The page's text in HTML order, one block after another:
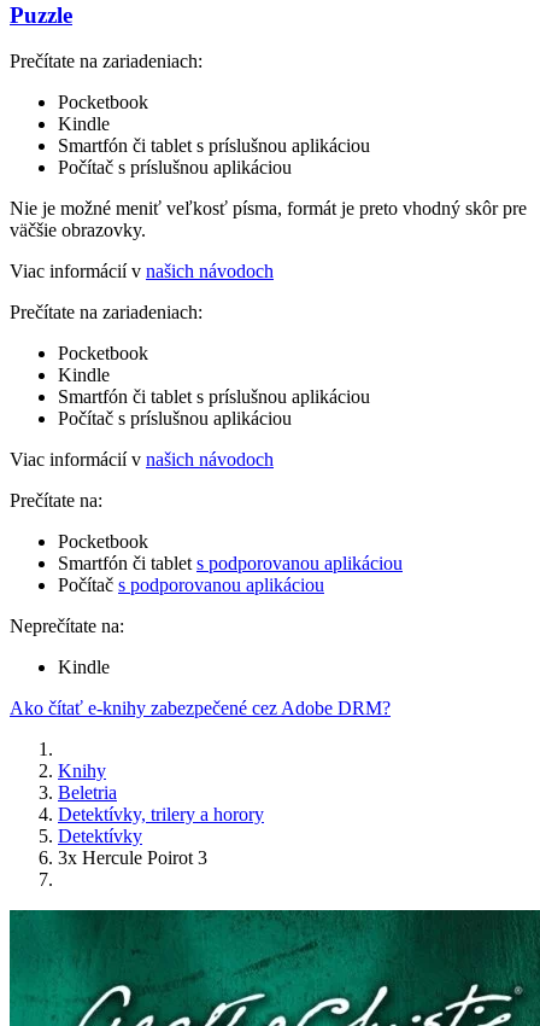
Puzzle
Prečítate na zariadeniach:
Pocketbook
Kindle
Smartfón či tablet s príslušnou aplikáciou
Počítač s príslušnou aplikáciou
Nie je možné meniť veľkosť písma, formát je preto vhodný skôr pre
väčšie obrazovky.
Viac informácií v našich návodoch
Prečítate na zariadeniach:
Pocketbook
Kindle
Smartfón či tablet s príslušnou aplikáciou
Počítač s príslušnou aplikáciou
Viac informácií v našich návodoch
Prečítate na:
Pocketbook
Smartfón či tablet s podporovanou aplikáciou
Počítač s podporovanou aplikáciou
Neprečítate na:
Kindle
Ako čítať e-knihy zabezpečené cez Adobe DRM?
Knihy
Beletria
Detektívky, trilery a horory
Detektívky
3x Hercule Poirot 3